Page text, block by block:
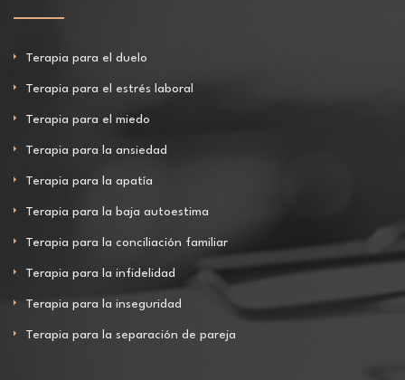
Terapia para el duelo
Terapia para el estrés laboral
Terapia para el miedo
Terapia para la ansiedad
Terapia para la apatía
Terapia para la baja autoestima
Terapia para la conciliación familiar
Terapia para la infidelidad
Terapia para la inseguridad
Terapia para la separación de pareja